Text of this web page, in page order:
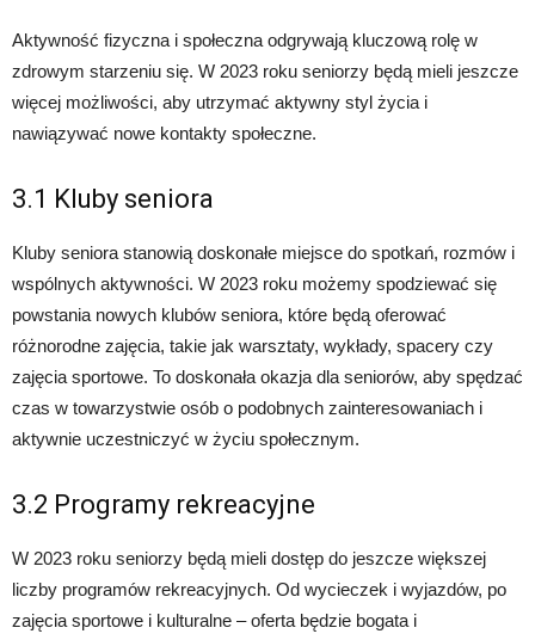
Aktywność fizyczna i społeczna odgrywają kluczową rolę w
zdrowym starzeniu się. W 2023 roku seniorzy będą mieli jeszcze
więcej możliwości, aby utrzymać aktywny styl życia i
nawiązywać nowe kontakty społeczne.
3.1 Kluby seniora
Kluby seniora stanowią doskonałe miejsce do spotkań, rozmów i
wspólnych aktywności. W 2023 roku możemy spodziewać się
powstania nowych klubów seniora, które będą oferować
różnorodne zajęcia, takie jak warsztaty, wykłady, spacery czy
zajęcia sportowe. To doskonała okazja dla seniorów, aby spędzać
czas w towarzystwie osób o podobnych zainteresowaniach i
aktywnie uczestniczyć w życiu społecznym.
3.2 Programy rekreacyjne
W 2023 roku seniorzy będą mieli dostęp do jeszcze większej
liczby programów rekreacyjnych. Od wycieczek i wyjazdów, po
zajęcia sportowe i kulturalne – oferta będzie bogata i